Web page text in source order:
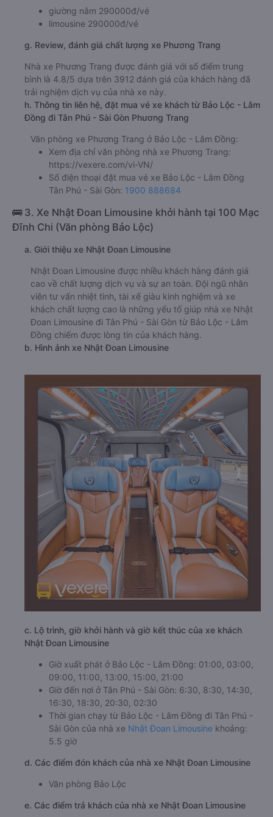
giường nằm 290000đ/vé
limousine 290000đ/vé
g. Review, đánh giá chất lượng xe Phương Trang
Nhà xe Phương Trang được đánh giá với số điểm trung
bình là 4.8/5 dựa trên 3912 đánh giá của khách hàng đã
trải nghiệm dịch vụ của nhà xe này.
h. Thông tin liên hệ, đặt mua vé xe khách từ Bảo Lộc - Lâm
Đồng đi Tân Phú - Sài Gòn Phương Trang
Văn phòng xe Phương Trang ở Bảo Lộc - Lâm Đồng:
Xem địa chỉ văn phòng nhà xe Phương Trang:
https://vexere.com/vi-VN/
Số điện thoại đặt mua vé xe Bảo Lộc - Lâm Đồng
Tân Phú - Sài Gòn: 1900 888684
🚌 3. Xe Nhật Đoan Limousine khởi hành tại 100 Mạc
Đĩnh Chi (Văn phòng Bảo Lộc)
a. Giới thiệu xe Nhật Đoan Limousine
Nhật Đoan Limousine được nhiều khách hàng đánh giá
cao về chất lượng dịch vụ và sự an toàn. Đội ngũ nhân
viên tư vấn nhiệt tình, tài xế giàu kinh nghiệm và xe
khách chất lượng cao là những yếu tố giúp nhà xe Nhật
Đoan Limousine đi Tân Phú - Sài Gòn từ Bảo Lộc - Lâm
Đồng chiếm được lòng tin của khách hàng.
b. Hình ảnh xe Nhật Đoan Limousine
c. Lộ trình, giờ khởi hành và giờ kết thúc của xe khách
Nhật Đoan Limousine
Giờ xuất phát ở Bảo Lộc - Lâm Đồng: 01:00, 03:00,
09:00, 11:00, 13:00, 15:00, 21:00
Giờ đến nơi ở Tân Phú - Sài Gòn: 6:30, 8:30, 14:30,
16:30, 18:30, 20:30, 02:30
Thời gian chạy từ Bảo Lộc - Lâm Đồng đi Tân Phú -
Sài Gòn của nhà xe Nhật Đoan Limousine khoảng:
5.5 giờ
d. Các điểm đón khách của nhà xe Nhật Đoan Limousine
Văn phòng Bảo Lộc
e. Các điểm trả khách của nhà xe Nhật Đoan Limousine